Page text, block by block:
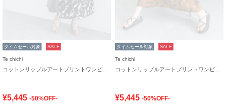
タイムセール対象 SALE
Te chichi
¥5,445 -50%OFF-
タイムセール対象 SALE
Te chichi
¥5,445 -50%OFF-